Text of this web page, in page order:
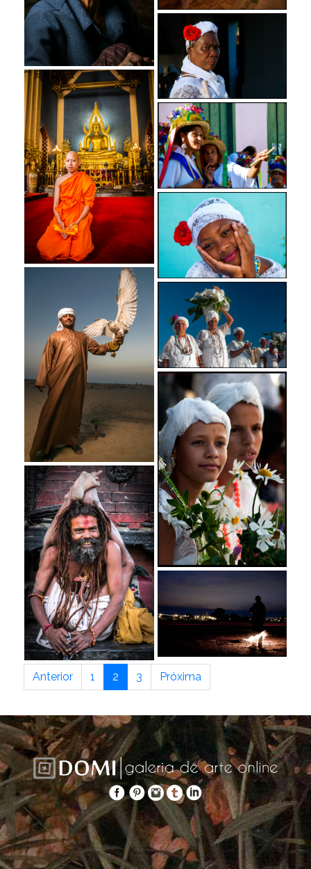
Anterior 1 2 3 Próxima